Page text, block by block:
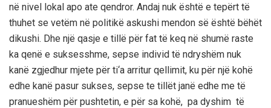
në nivel lokal apo ate qendror. Andaj nuk është e tepërt të
thuhet se vetëm në politikë askushi mendon së është bëhët
dikushi. Dhe një qasje e tillë për fat të keq në shumë raste
ka qenë e suksesshme, sepse individ të ndryshëm nuk
kanë zgjedhur mjete për ti‘a arritur qellimit, ku për një kohë
edhe kanë pasur sukses, sepse te tillët janë edhe me të
pranueshëm për pushtetin, e për sa kohë, pa dyshim të